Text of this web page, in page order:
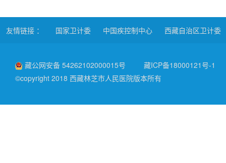
友情链接 ： 国家卫计委 中国疾控制中心 西藏自治区卫计委
藏公网安备 54262102000015号
藏ICP备18000121号-1
©copyright 2018 西藏林芝市人民医院版本所有